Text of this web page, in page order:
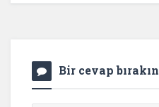
Bir cevap bırakın